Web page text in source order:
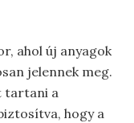
ahol új anyagok
jelennek meg.
tartani a
hogy a